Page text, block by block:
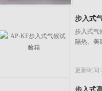
步入式
步入式气
隔热、美
更新时间